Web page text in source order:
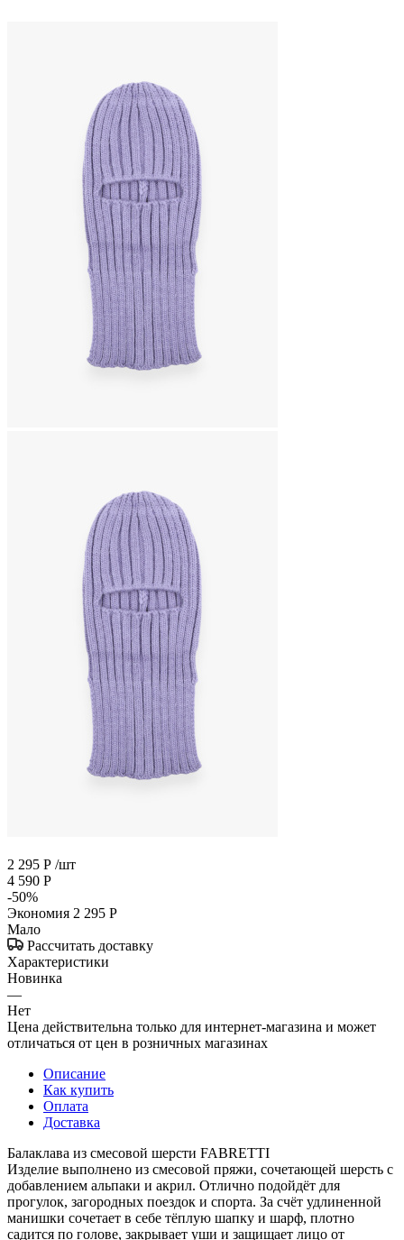
2 295 Р /шт
4 590 Р
-50%
Экономия 2 295 Р
Мало
Рассчитать доставку
Характеристики
Новинка
—
Нет
Цена действительна только для интернет-магазина и может
отличаться от цен в розничных магазинах
Описание
Как купить
Оплата
Доставка
Балаклава из смесовой шерсти FABRETTI
Изделие выполнено из смесовой пряжи, сочетающей шерсть с
добавлением альпаки и акрил. Отлично подойдёт для
прогулок, загородных поездок и спорта. За счёт удлиненной
манишки сочетает в себе тёплую шапку и шарф, плотно
садится по голове, закрывает уши и защищает лицо от